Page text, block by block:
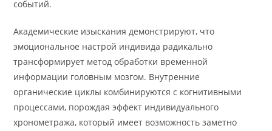
событий.
Академические изыскания демонстрируют, что
эмоциональное настрой индивида радикально
трансформирует метод обработки временной
информации головным мозгом. Внутренние
органические циклы комбинируются с когнитивными
процессами, порождая эффект индивидуального
хронометража, который имеет возможность заметно